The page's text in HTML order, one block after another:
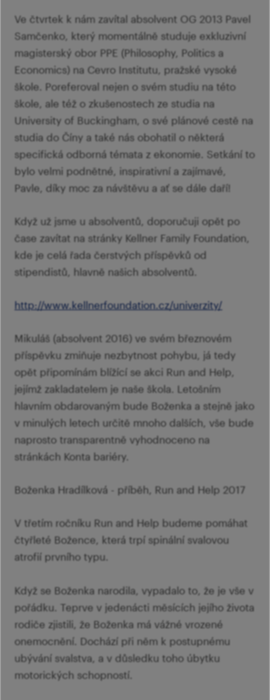
Ve čtvrtek k nám zavítal absolvent OG 2013 Pavel
Samčenko, který momentálně studuje exkluzivní
magisterský obor PPE (Philosophy, Politics a
Economics) na Cevro Institutu, pražské vysoké
škole. Poreferoval nejen o svém studiu na této
škole, ale též o zkušenostech ze studia na
University of Buckingham, o své plánové cestě na
studia do Číny a také nás obohatil o některá
specifická odborná témata z ekonomie. Setkání to
bylo velmi podnětné, inspirativní a zajímavé,
Pavle, díky moc za návštěvu a ať se dále daří!
Když už jsme u absolventů, doporučuji opět po
čase zavítat na stránky Kellner Family Foundation,
kde je celá řada čerstvých příspěvků od
stipendistů, hlavně našich absolventů.
http://www.kellnerfoundation.cz/univerzity/
Mikuláš (absolvent 2016) ve svém březnovém
příspěvku zmiňuje nezbytnost pohybu, já tedy
opět připomínám blížící se akci Run and Help,
jejímž zakladatelem je naše škola. Letošním
hlavním obdarovaným bude Boženka a stejně jako
v minulých letech určitě mnoho dalších, vše bude
naprosto transparentně vyhodnoceno na
stránkách Konta bariéry.
Boženka Hradílková - příběh, Run and Help 2017
V třetím ročníku Run and Help budeme pomáhat
čtyřleté Božence, která trpí spinální svalovou
atrofií prvního typu.
Když se Boženka narodila, vypadalo to, že je vše v
pořádku. Teprve v jedenácti měsících jejího života
rodiče zjistili, že Boženka má vážné vrozené
onemocnění. Dochází při něm k postupnému
ubývání svalstva, a v důsledku toho úbytku
motorických schopností.